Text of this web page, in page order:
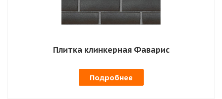
Плитка клинкерная Фаварис
Подробнее